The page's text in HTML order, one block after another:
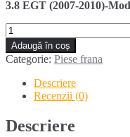
3.8 EGT (2007-2010)-
Cantitate
Furtun
etrier
dreapta
JEEP
WRANGLER
JK
(2007-
Adaugă în coș
Categorie: Piese frana
Descriere
Recenzii (0)
Descriere